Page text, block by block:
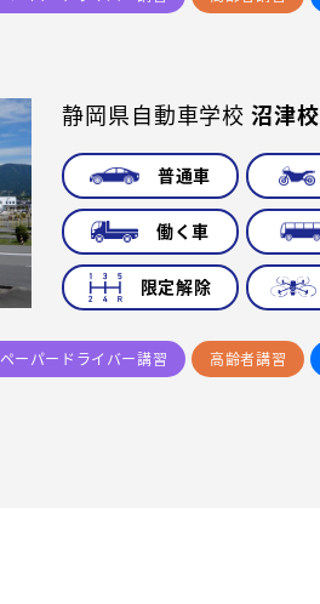
静岡県自動車学校沼津校
普通車
働く車
限定解除
ペーパードライバー講習 高齢者講習